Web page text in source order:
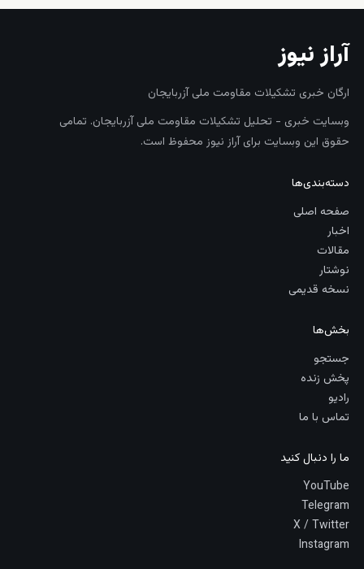
آراز نیوز
ارگان خبری تشکیلات مقاومت ملی آزربایجان
وبسایت خبری - تحلیل تشکیلات مقاومت ملی آزربایجان. تمامی
حقوق این وبسایت برای آراز نیوز محفوظ است.
دسته‌بندی‌ها
صفحه اصلی
اخبار
مقالات
نوشتار
نسخه قدیمی
بخش‌ها
جستجو
پخش زنده
رادیو
تماس با ما
ما را دنبال کنید
YouTube
Telegram
X / Twitter
Instagram